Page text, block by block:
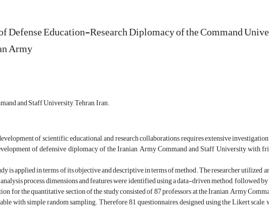
Defense Education-Research Diplomacy of the Command
Army
and Staff University, Tehran, Iran.
of scientific, educational, and research collaborations requires extensive
of defensive diplomacy of the Iranian Army Command and Staff University with
is applied in terms of its objective and descriptive in terms of method. The researcher
process, dimensions and features were identified using a data-driven method,
for the quantitative section of the study consisted of 87 professors at the Iranian Army
with simple random sampling. Therefore, 81 questionnaires, designed using the Likert